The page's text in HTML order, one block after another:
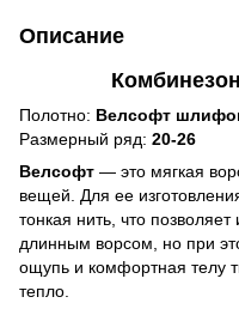
Описание
Полотно: Велсофт
Размерный ряд: 20-26
Велсофт ― это мягкая
вещей. Для ее
тонкая нить, что
длинным ворсом, но при
ощупь и комфортная телу
тепло.